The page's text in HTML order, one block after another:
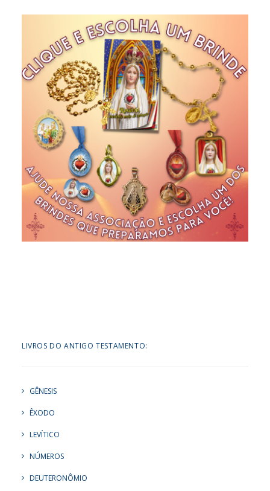
LIVROS DO ANTIGO TESTAMENTO:
GÊNESIS
ÊXODO
LEVÍTICO
NÚMEROS
DEUTERONÔMIO